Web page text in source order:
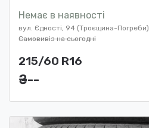
Немає в наявності
вул. Єдності, 94 (Троєщина-Погреби)
Самовивіз на сьогодні
215/60 R16
₴ ---